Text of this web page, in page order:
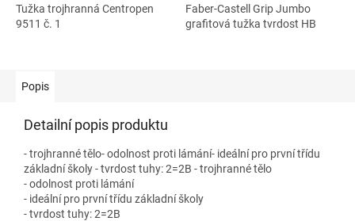
Tužka trojhranná Centropen
9511 č. 1
Faber-Castell Grip Jumbo
grafitová tužka tvrdost HB
Popis
Detailní popis produktu
- trojhranné tělo- odolnost proti lámání- ideální pro první třídu
základní školy - tvrdost tuhy: 2=2B - trojhranné tělo
- odolnost proti lámání
- ideální pro první třídu základní školy
- tvrdost tuhy: 2=2B